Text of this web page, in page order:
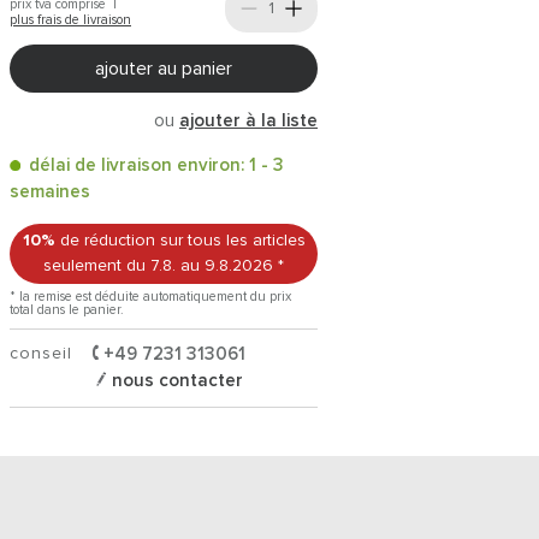
prix tva comprise |
plus frais de livraison
ajouter au panier
ou ajouter à la liste
délai de livraison environ: 1 - 3
semaines
10% de réduction sur tous les articles
seulement du 7.8. au 9.8.2026 *
* la remise est déduite automatiquement du prix
total dans le panier.
conseil
+49 7231 313061
nous contacter